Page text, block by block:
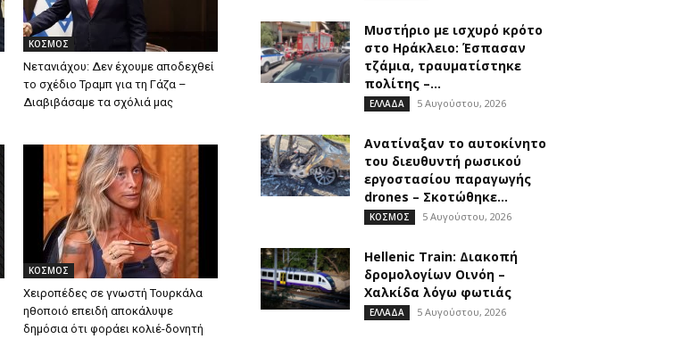
ΚΟΣΜΟΣ
Νετανιάχου: Δεν έχουμε αποδεχθεί
το σχέδιο Τραμπ για τη Γάζα –
Διαβιβάσαμε τα σχόλιά μας
ΚΟΣΜΟΣ
Χειροπέδες σε γνωστή Τουρκάλα
ηθοποιό επειδή αποκάλυψε
δημόσια ότι φοράει κολιέ-δονητή
Μυστήριο με ισχυρό κρότο
στο Ηράκλειο: Έσπασαν
τζάμια, τραυματίστηκε
πολίτης –...
ΕΛΛΑΔΑ 5 Αυγούστου, 2026
Ανατίναξαν το αυτοκίνητο
του διευθυντή ρωσικού
εργοστασίου παραγωγής
drones – Σκοτώθηκε...
ΚΟΣΜΟΣ 5 Αυγούστου, 2026
Hellenic Train: Διακοπή
δρομολογίων Οινόη –
Χαλκίδα λόγω φωτιάς
ΕΛΛΑΔΑ 5 Αυγούστου, 2026